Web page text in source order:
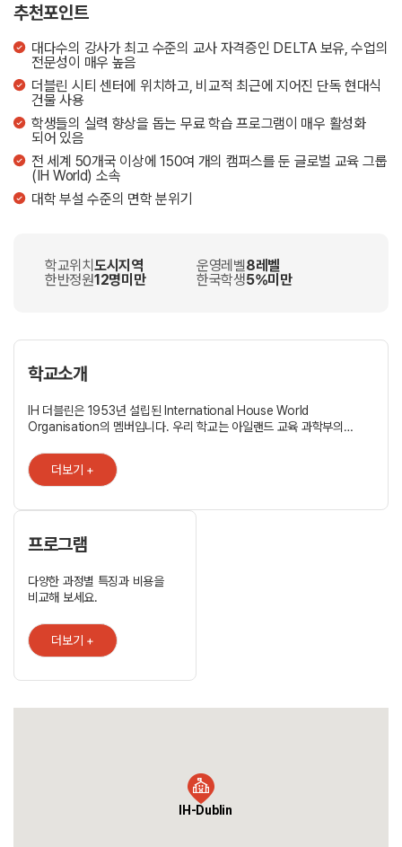
추천포인트
대다수의 강사가 최고 수준의 교사 자격증인 DELTA 보유, 수업의
전문성이 매우 높음
더블린 시티 센터에 위치하고, 비교적 최근에 지어진 단독 현대식
건물 사용
학생들의 실력 향상을 돕는 무료 학습 프로그램이 매우 활성화
되어 있음
전 세계 50개국 이상에 150여 개의 캠퍼스를 둔 글로벌 교육 그룹
(IH World) 소속
대학 부설 수준의 면학 분위기
학교위치 도시지역 운영레벨8레벨
한반정원12명미만 한국학생5%미만
학교소개
IH 더블린은 1953년 설립된 International House World
Organisation의 멤버입니다. 우리 학교는 아일랜드 교육 과학부의
Language Schools)와 International House World의 정기 감사를
받습니다. 우리는 전 세계에서 모인 그룹과 개별 학생들에게 강의를
제공합니다. 모든 나이대와 레벨에 따라 다양한 코스가 개설
되어있습니다. ㆍ English courses for adults ㆍ Examination
ㆍ Junior Summer Programmes - homestay and residential ㆍ
High School Programme ㆍ Mini-stay programme for groups
ㆍ High School Integration programme for groups ㆍ
Teacher Training Programmes including CELTA and DELTA IH
더블린은 빠르고 효과적이고 즐길 수 있는 학습 지원 환경을 제공합니다.
더보기 +
프로그램
다양한 과정별 특징과 비용을
비교해 보세요.
더보기 +
IH-Dublin